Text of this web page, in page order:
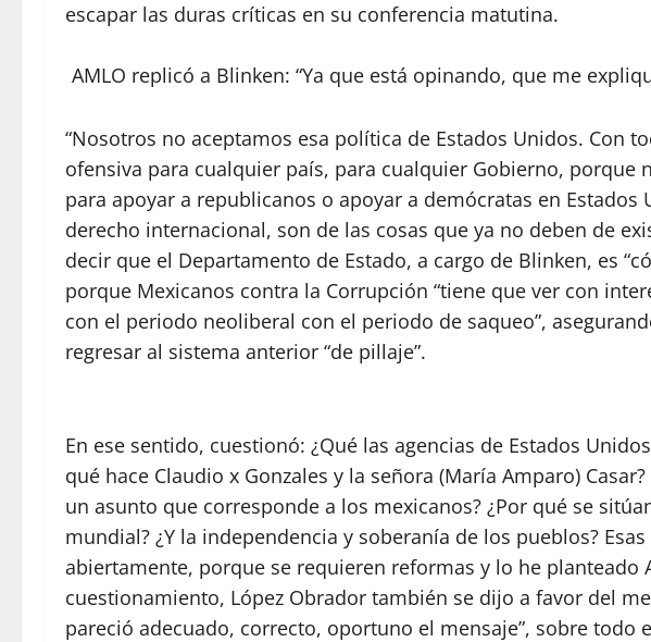
escapar las duras críticas en su conferencia matutina.
AMLO replicó a Blinken: “Ya que está opinando, que me
“Nosotros no aceptamos esa política de Estados Unidos. Con
ofensiva para cualquier país, para cualquier Gobierno, porque
para apoyar a republicanos o apoyar a demócratas en Estados
derecho internacional, son de las cosas que ya no deben de
decir que el Departamento de Estado, a cargo de Blinken, es
porque Mexicanos contra la Corrupción “tiene que ver con
con el periodo neoliberal con el periodo de saqueo”,
regresar al sistema anterior “de pillaje”.
En ese sentido, cuestionó: ¿Qué las agencias de Estados
qué hace Claudio x Gonzales y la señora (María Amparo)
un asunto que corresponde a los mexicanos? ¿Por qué se
mundial? ¿Y la independencia y soberanía de los pueblos?
abiertamente, porque se requieren reformas y lo he planteado
cuestionamiento, López Obrador también se dijo a favor del
pareció adecuado, correcto, oportuno el mensaje”, sobre todo